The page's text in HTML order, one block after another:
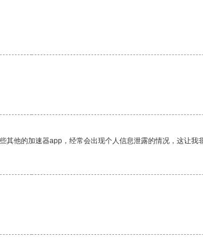
他的加速器app，经常会出现个人信息泄露的情况，这让我